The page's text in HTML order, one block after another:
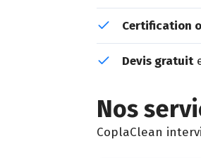
Certification
Devis gratuit
Nos
CoplaClean